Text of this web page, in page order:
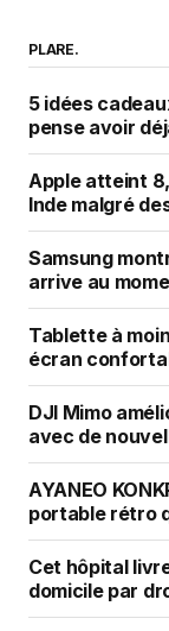
PLARE.
5 idées
pense avoir
Apple atteint
Inde malgré
Samsung
arrive au
Tablette à
écran
DJI Mimo
avec de
AYANEO
portable rétro
Cet hôpital
domicile par